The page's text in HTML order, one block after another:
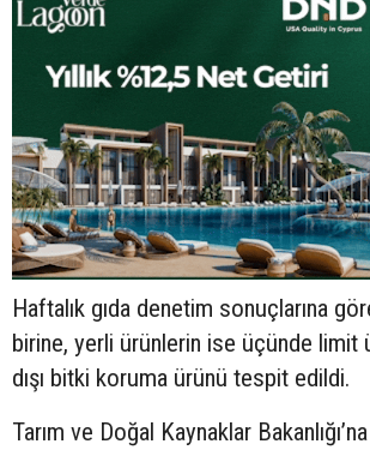
Haftalık gıda denetim sonuçlarına
birine, yerli ürünlerin ise üçünde limit
dışı bitki koruma ürünü tespit edildi.
Tarım ve Doğal Kaynaklar